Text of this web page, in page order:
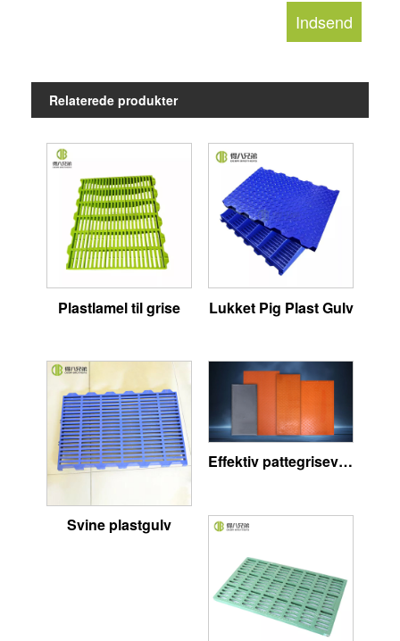
Relaterede produkter
Plastlamel til grise Lukket Pig Plast Gulv
Svine plastgulv
Effektiv pattegrisevarmer